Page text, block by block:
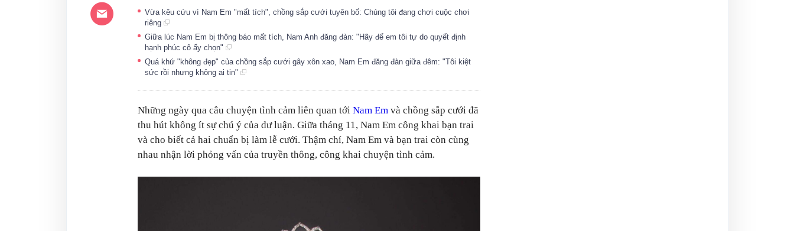
Vừa kêu cứu vì Nam Em "mất tích", chồng sắp cưới tuyên bố: Chúng tôi đang chơi cuộc chơi
riêng
Giữa lúc Nam Em bị thông báo mất tích, Nam Anh đăng đàn: "Hãy để em tôi tự do quyết định
hạnh phúc cô ấy chọn"
Quá khứ "không đẹp" của chồng sắp cưới gây xôn xao, Nam Em đăng đàn giữa đêm: "Tôi kiệt
sức rồi nhưng không ai tin"
Những ngày qua câu chuyện tình cảm liên quan tới Nam Em và chồng sắp cưới đã
thu hút không ít sự chú ý của dư luận. Giữa tháng 11, Nam Em công khai bạn trai
và cho biết cả hai chuẩn bị làm lễ cưới. Thậm chí, Nam Em và bạn trai còn cùng
nhau nhận lời phỏng vấn của truyền thông, công khai chuyện tình cảm.